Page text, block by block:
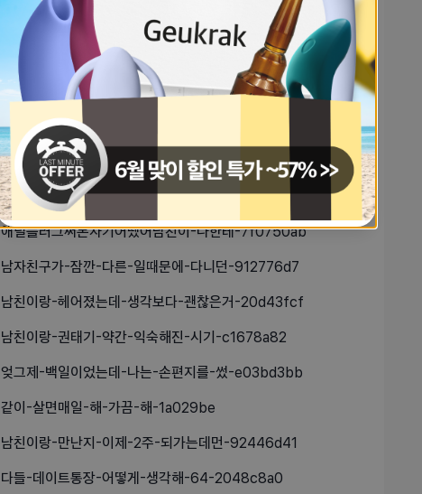
남친이랑-술-마시고-흑역사-만들어본-6281e1b6
노포인데-냄새나는-남친한테-말하고-싶-429d5b0
진짜-집에-누구-있나없나-제대로-확인-de31e686
🔞19금섹스문제로헤어질위기ㅜ도와주새요-6dbf6d14
트위터로-ㅇㄷ-보는데-정지만-몇십번째-1288e4a0
아니-내-남친-노포인데-냄새가-분명-3d59d6a1
애널플러그써본자기어땠어남친이-나한테-7f0750ab
남자친구가-잠깐-다른-일때문에-다니던-912776d7
남친이랑-헤어졌는데-생각보다-괜찮은거-20d43fcf
남친이랑-권태기-약간-익숙해진-시기-c1678a82
엊그제-백일이었는데-나는-손편지를-썼-e03bd3bb
같이-살면매일-해-가끔-해-1a029be
남친이랑-만난지-이제-2주-되가는데먼-92446d41
다들-데이트통장-어떻게-생각해-64-2048c8a0